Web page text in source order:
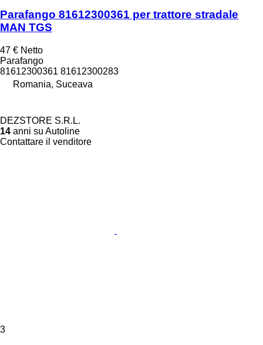
Parafango 81612300361 per trattore stradale
MAN TGS
47 € Netto
Parafango
81612300361 81612300283
Romania, Suceava
DEZSTORE S.R.L.
14 anni su Autoline
Contattare il venditore
3